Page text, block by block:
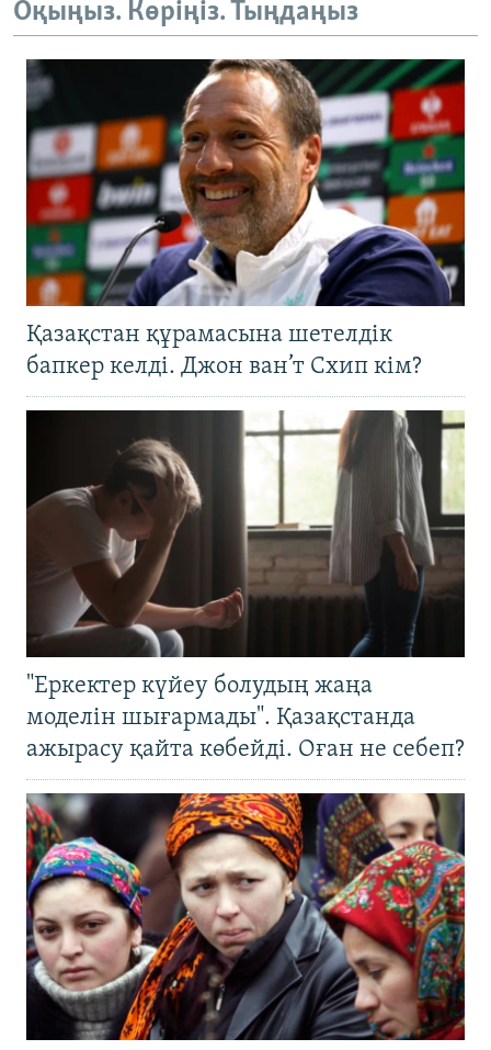
Оқыңыз. Көріңіз. Тыңдаңыз
Қазақстан құрамасына шетелдік
бапкер келді. Джон ван’т Схип кім?
"Еркектер күйеу болудың жаңа
моделін шығармады". Қазақстанда
ажырасу қайта көбейді. Оған не себеп?